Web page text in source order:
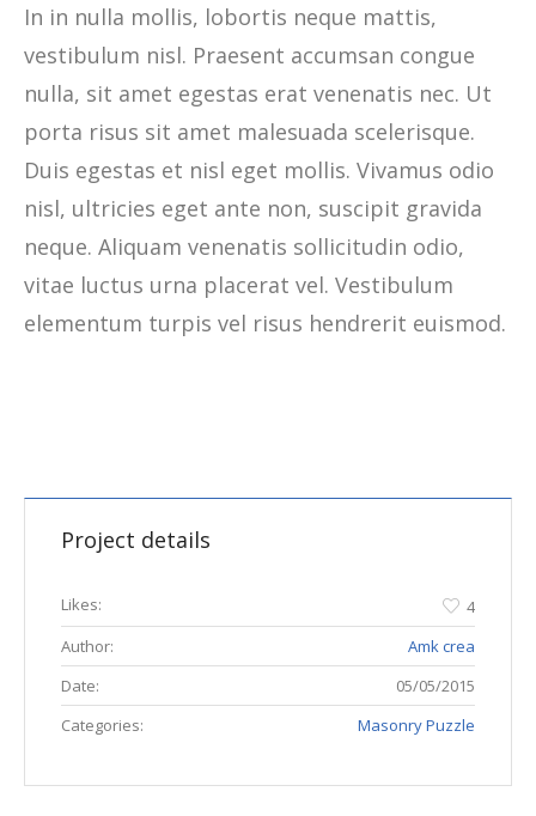
In in nulla mollis, lobortis neque mattis,
vestibulum nisl. Praesent accumsan congue
nulla, sit amet egestas erat venenatis nec. Ut
porta risus sit amet malesuada scelerisque.
Duis egestas et nisl eget mollis. Vivamus odio
nisl, ultricies eget ante non, suscipit gravida
neque. Aliquam venenatis sollicitudin odio,
vitae luctus urna placerat vel. Vestibulum
elementum turpis vel risus hendrerit euismod.
Project details
Likes:
4
Author:
Amk crea
Date:
05/05/2015
Categories:
Masonry Puzzle